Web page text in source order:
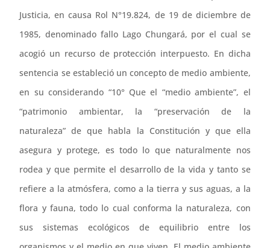
Justicia, en causa Rol N°19.824, de 19 de diciembre de
1985, denominado fallo Lago Chungará, por el cual se
acogió un recurso de protección interpuesto. En dicha
sentencia se estableció un concepto de medio ambiente,
en su considerando “10° Que el “medio ambiente”, el
“patrimonio ambientar, la “preservación de la
naturaleza” de que habla la Constitución y que ella
asegura y protege, es todo lo que naturalmente nos
rodea y que permite el desarrollo de la vida y tanto se
refiere a la atmósfera, como a la tierra y sus aguas, a la
flora y fauna, todo lo cual conforma la naturaleza, con
sus sistemas ecológicos de equilibrio entre los